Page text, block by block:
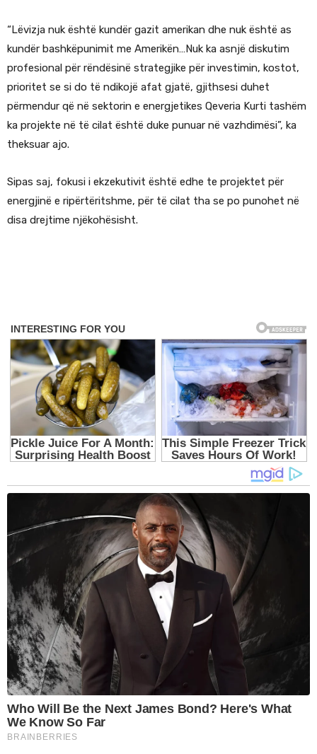
“Lëvizja nuk është kundër gazit amerikan dhe nuk është as
kundër bashkëpunimit me Amerikën…Nuk ka asnjë diskutim
profesional për rëndësinë strategjike për investimin, kostot,
prioritet se si do të ndikojë afat gjatë, gjithsesi duhet
përmendur që në sektorin e energjetikes Qeveria Kurti tashëm
ka projekte në të cilat është duke punuar në vazhdimësi”, ka
theksuar ajo.
Sipas saj, fokusi i ekzekutivit është edhe te projektet për
energjinë e ripërtëritshme, për të cilat tha se po punohet në
disa drejtime njëkohësisht.